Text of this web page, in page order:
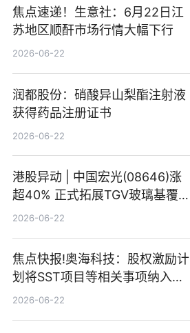
焦点速递！生意社：6月22日江
苏地区顺酐市场行情大幅下行
2026-06-22
润都股份：硝酸异山梨酯注射液
获得药品注册证书
2026-06-22
港股异动 | 中国宏光(08646)涨
超40% 正式拓展TGV玻璃基覆铜
板新材料业务
2026-06-22
焦点快报!奥海科技：股权激励计
划将SST项目等相关事项纳入专
项业务发展考核指标
2026-06-22